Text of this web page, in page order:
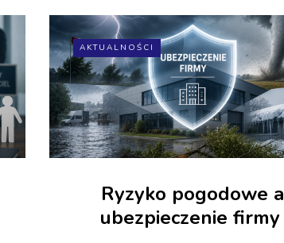
AKTUALNOŚCI
Ryzyko pogodowe a
ubezpieczenie firmy